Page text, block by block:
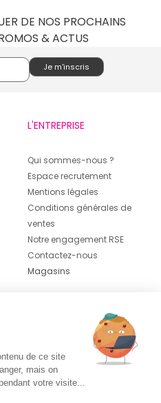
DE NOS PROCHAINS
& ACTUS
L'ENTREPRISE
Qui sommes-nous ?
Espace recrutement
Mentions légales
Conditions générales de
ventes
Notre engagement RSE
Contactez-nous
Magasins
de ce site
mais on
votre visite...